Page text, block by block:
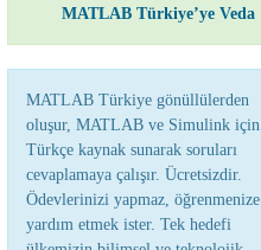
MATLAB Türkiye’ye Veda
MATLAB Türkiye gönüllülerden
oluşur, MATLAB ve Simulink için
Türkçe kaynak sunarak soruları
cevaplamaya çalışır. Ücretsizdir.
Ödevlerinizi yapmaz, öğrenmenize
yardım etmek ister. Tek hedefi